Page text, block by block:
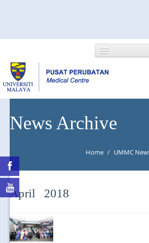
News Archive
Home / UMMC
April 2018